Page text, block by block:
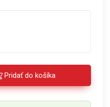
Pridať do košíka